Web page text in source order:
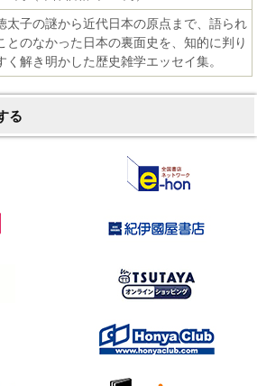
太子の謎から近代日本の原点まで、語られ
とのなかった日本の裏面史を、知的に判り
く解き明かした歴史雑学エッセイ集。
る